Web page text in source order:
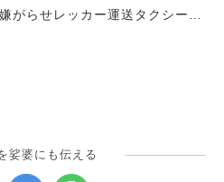
がらせレッカー運送タクシー・
公明党が公安や警察や企業や地
精神障害や犯罪者だから邪魔だ
娑婆にも伝える